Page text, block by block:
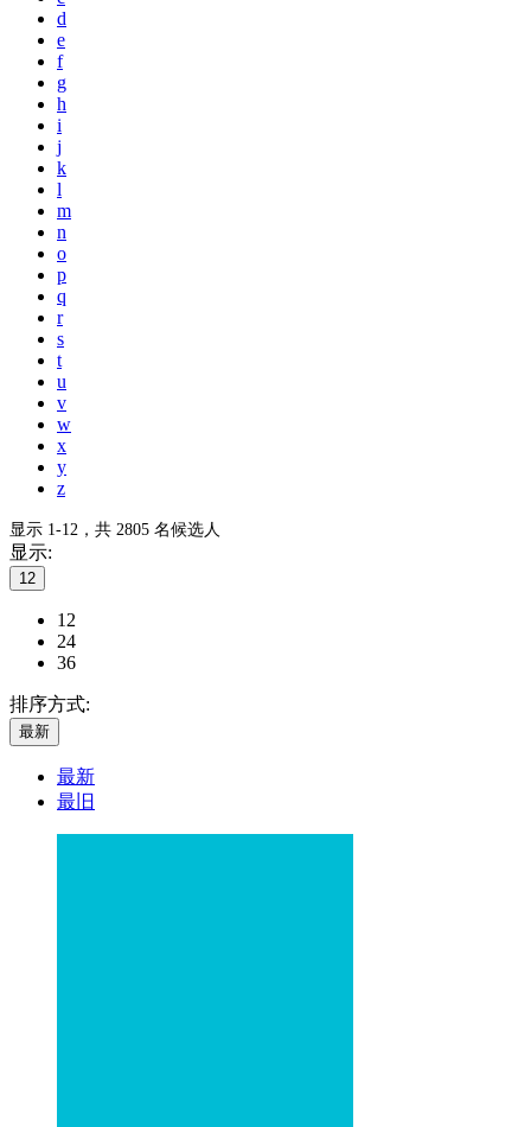
d
e
f
g
h
i
j
k
l
m
n
o
p
q
r
s
t
u
v
w
x
y
z
显示 1-12，共 2805 名候选人
显示:
12
12
24
36
排序方式:
最新
最新
最旧